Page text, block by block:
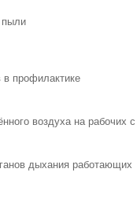
пыли
в профилактике
воздуха на рабочих с
дыхания работающих